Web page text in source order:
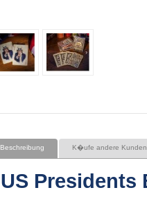
Beschreibung K�ufe andere Kunden
US Presidents